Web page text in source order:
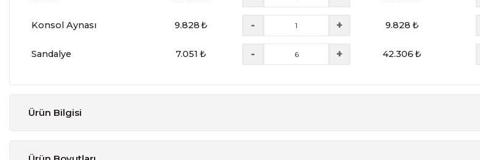
Konsol Aynası 9.828₺ - + 9.828 ₺
Sandalye 7.051 ₺ - + 42.306₺
Ürün Bilgisi